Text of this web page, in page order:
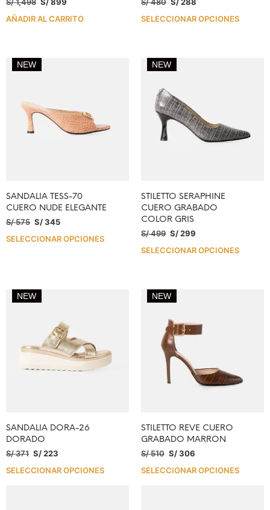
S/1,498 S/899
AÑADIR AL CARRITO
S/480 S/288
SELECCIONAR OPCIONES
NEW
SANDALIA TESS-70
CUERO NUDE ELEGANTE
S/575 S/345
SELECCIONAR OPCIONES
NEW
STILETTO SERAPHINE
CUERO GRABADO
COLOR GRIS
S/499 S/299
SELECCIONAR OPCIONES
NEW
SANDALIA DORA-26
DORADO
S/371 S/223
SELECCIONAR OPCIONES
NEW
STILETTO REVE CUERO
GRABADO MARRON
S/510 S/306
SELECCIONAR OPCIONES